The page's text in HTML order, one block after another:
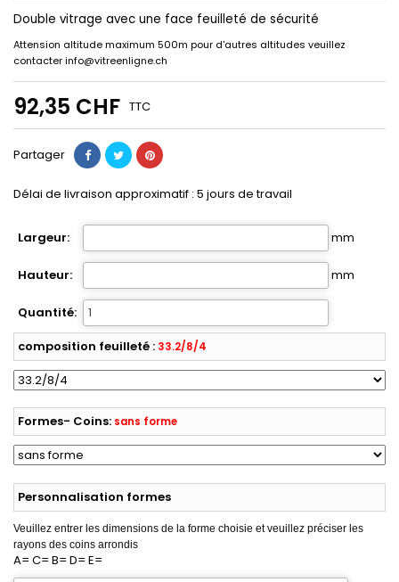
Double vitrage avec une face feuilleté de sécurité
Attension altitude maximum 500m pour d'autres altitudes veuillez
contacter info@vitreenligne.ch
92,35 CHF TTC
Partager
Délai de livraison approximatif : 5 jours de travail
Largeur: mm
Hauteur: mm
Quantité:
composition feuilleté : 33.2/8/4
Formes- Coins: sans forme
Personnalisation formes
Veuillez entrer les dimensions de la forme choisie et veuillez préciser les
rayons des coins arrondis
A= C= B= D= E=